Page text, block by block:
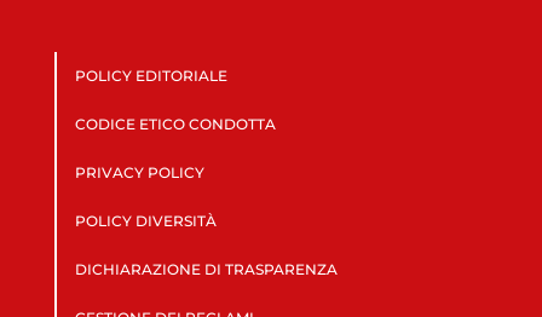
POLICY EDITORIALE
CODICE ETICO CONDOTTA
PRIVACY POLICY
POLICY DIVERSITÀ
DICHIARAZIONE DI TRASPARENZA